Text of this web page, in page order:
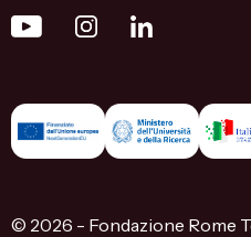
© 2026 - Fondazione Rome